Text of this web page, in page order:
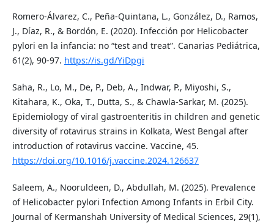
Romero-Álvarez, C., Peña-Quintana, L., González, D., Ramos,
J., Díaz, R., & Bordón, E. (2020). Infección por Helicobacter
pylori en la infancia: no “test and treat”. Canarias Pediátrica,
61(2), 90-97. https://is.gd/YiDpgi
Saha, R., Lo, M., De, P., Deb, A., Indwar, P., Miyoshi, S.,
Kitahara, K., Oka, T., Dutta, S., & Chawla-Sarkar, M. (2025).
Epidemiology of viral gastroenteritis in children and genetic
diversity of rotavirus strains in Kolkata, West Bengal after
introduction of rotavirus vaccine. Vaccine, 45.
https://doi.org/10.1016/j.vaccine.2024.126637
Saleem, A., Nooruldeen, D., Abdullah, M. (2025). Prevalence
of Helicobacter pylori Infection Among Infants in Erbil City.
Journal of Kermanshah University of Medical Sciences, 29(1),